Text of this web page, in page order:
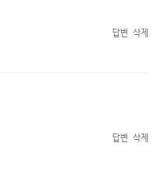
답변 삭제
답변 삭제